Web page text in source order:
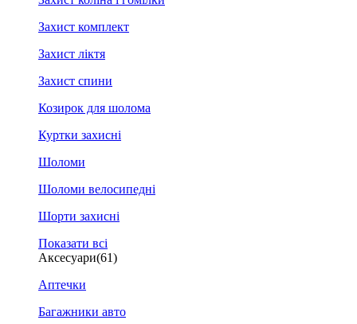
Захист комплект
Захист ліктя
Захист спини
Козирок для шолома
Куртки захисні
Шоломи
Шоломи велосипедні
Шорти захисні
Показати всі
Аксесуари(61)
Аптечки
Багажники авто